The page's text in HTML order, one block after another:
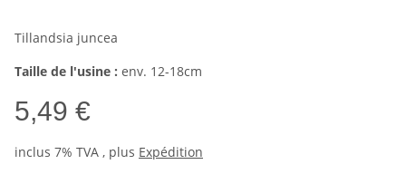
Tillandsia juncea
Taille de l'usine : env. 12-18cm
5,49 €
inclus 7% TVA , plus Expédition